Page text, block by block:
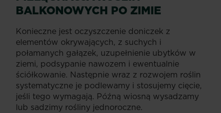
BALKONOWYCH PO ZIMIE
Konieczne jest oczyszczenie doniczek z
elementów okrywających, z suchych i
połamanych gałązek, uzupełnienie ubytków w
ziemi, podsypanie nawozem i ewentualnie
ściółkowanie. Następnie wraz z rozwojem roślin
systematyczne je podlewamy i stosujemy cięcie,
jeśli tego wymagają. Późną wiosną wysadzamy
lub sadzimy rośliny jednoroczne.